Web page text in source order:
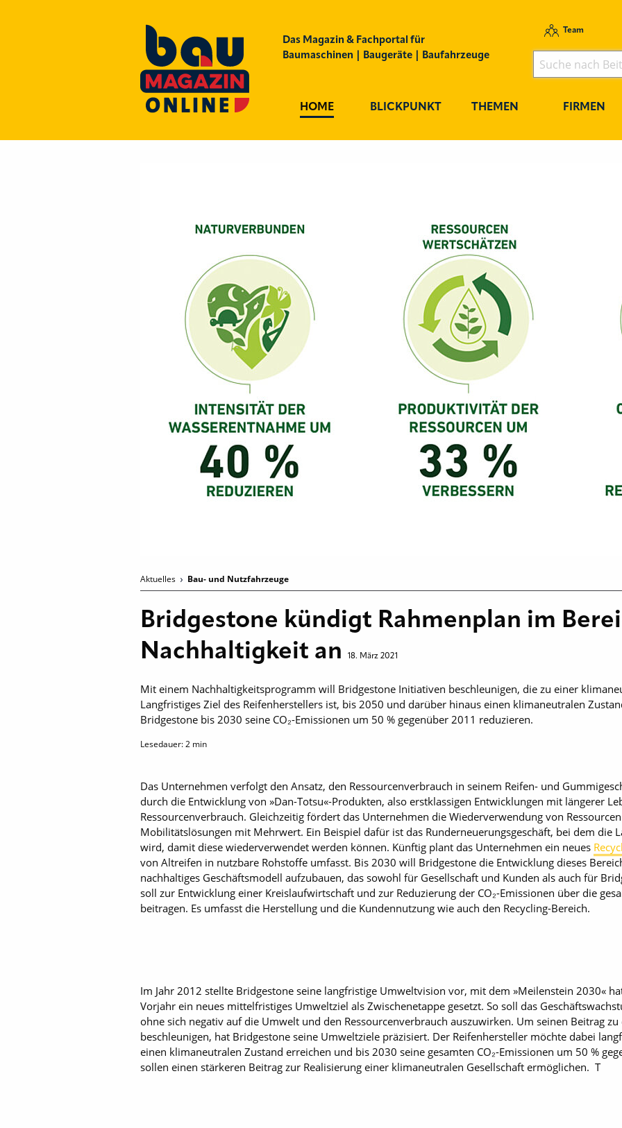
Das Magazin & Fachportal für
Baumaschinen | Baugeräte | Baufahrzeuge
Team
HOME BLICKPUNKT THEMEN FIRMEN
Aktuelles Bau- und Nutzfahrzeuge
Bridgestone kündigt Rahmenplan im
Nachhaltigkeit an
18. März 2021
Mit einem Nachhaltigkeitsprogramm will Bridgestone Initiativen beschleunigen, die zu einer
Langfristiges Ziel des Reifenherstellers ist, bis 2050 und darüber hinaus einen klimaneutralen
Bridgestone bis 2030 seine CO₂-Emissionen um 50 % gegenüber 2011 reduzieren.
Lesedauer:2 min
Das Unternehmen verfolgt den Ansatz, den Ressourcenverbrauch in seinem Reifen- und
durch die Entwicklung von »Dan-Totsu«-Produkten, also erstklassigen Entwicklungen mit längerer
Ressourcenverbrauch. Gleichzeitig fördert das Unternehmen die Wiederverwendung von
Mobilitätslösungen mit Mehrwert. Ein Beispiel dafür ist das Runderneuerungsgeschäft, bei dem die
wird, damit diese wiederverwendet werden können. Künftig plant das Unternehmen ein neues
von Altreifen in nutzbare Rohstoffe umfasst. Bis 2030 will Bridgestone die Entwicklung dieses
nachhaltiges Geschäftsmodell aufzubauen, das sowohl für Gesellschaft und Kunden als auch für
soll zur Entwicklung einer Kreislaufwirtschaft und zur Reduzierung der CO₂-Emissionen über die
beitragen. Es umfasst die Herstellung und die Kundennutzung wie auch den Recycling-Bereich.
Im Jahr 2012 stellte Bridgestone seine langfristige Umweltvision vor, mit dem »Meilenstein 2030«
Vorjahr ein neues mittelfristiges Umweltziel als Zwischenetappe gesetzt. So soll das
ohne sich negativ auf die Umwelt und den Ressourcenverbrauch auszuwirken. Um seinen Beitrag zu
beschleunigen, hat Bridge­stone seine Umweltziele präzisiert. Der Reifenhersteller möchte dabei
einen klimaneutralen Zustand erreichen und bis 2030 seine gesamten CO₂-Emissionen um 50 %
sollen einen stärkeren Beitrag zur Realisierung einer klimaneutralen Gesellschaft ermöglichen. T